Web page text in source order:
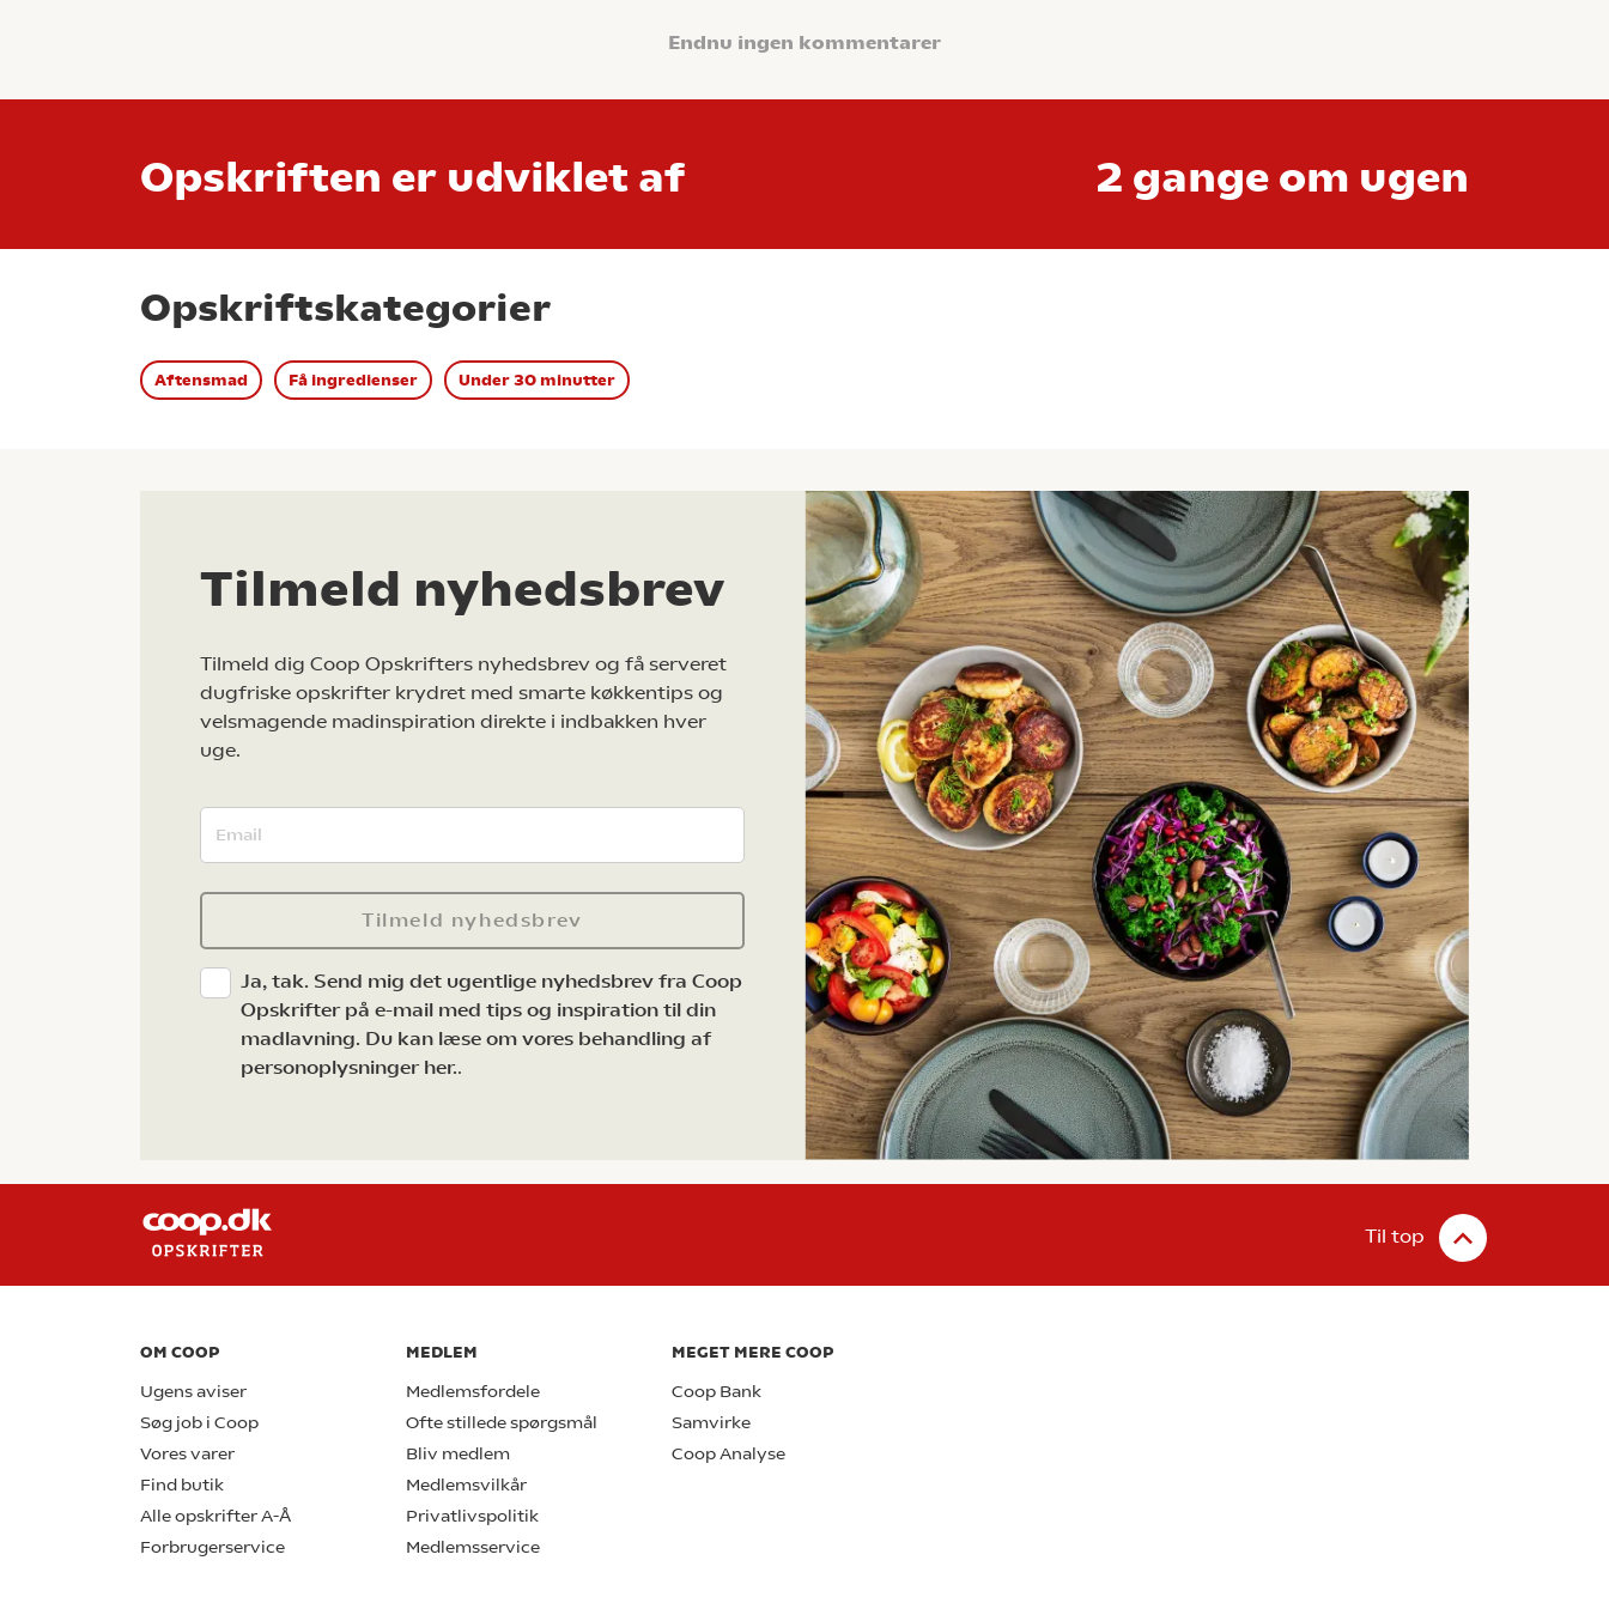
Endnu ingen kommentarer
Opskriften er udviklet af 2 gange om ugen
Opskriftskategorier
Aftensmad Få ingredienser Under 30 minutter
Tilmeld nyhedsbrev
Tilmeld dig Coop Opskrifters nyhedsbrev og få serveret
dugfriske opskrifter krydret med smarte køkkentips og
velsmagende madinspiration direkte i indbakken hver
uge.
Tilmeld nyhedsbrev
Ja, tak. Send mig det ugentlige nyhedsbrev fra Coop
Opskrifter på e-mail med tips og inspiration til din
madlavning. Du kan læse om vores behandling af
personoplysninger her..
Til top
OM COOP
Ugens aviser
Søg job i Coop
Vores varer
Find butik
Alle opskrifter A-Å
Forbrugerservice
MEDLEM
Medlemsfordele
Ofte stillede spørgsmål
Bliv medlem
Medlemsvilkår
Privatlivspolitik
Medlemsservice
MEGET MERE COOP
Coop Bank
Samvirke
Coop Analyse